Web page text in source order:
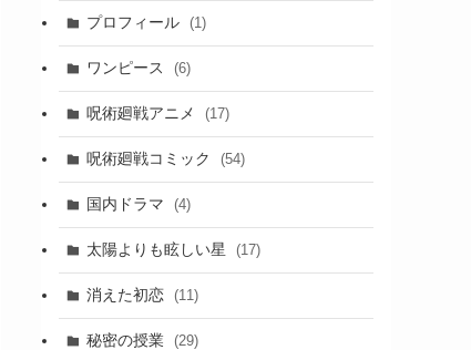
プロフィール (1)
ワンピース (6)
呪術廻戦アニメ (17)
呪術廻戦コミック (54)
国内ドラマ (4)
太陽よりも眩しい星 (17)
消えた初恋 (11)
秘密の授業 (29)